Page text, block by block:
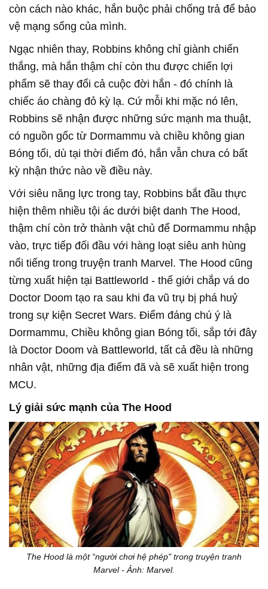
còn cách nào khác, hắn buộc phải chống trả để bảo
vệ mạng sống của mình.
Ngạc nhiên thay, Robbins không chỉ giành chiến
thắng, mà hắn thậm chí còn thu được chiến lợi
phẩm sẽ thay đổi cả cuộc đời hắn - đó chính là
chiếc áo chàng đỏ kỳ lạ. Cứ mỗi khi mặc nó lên,
Robbins sẽ nhận được những sức mạnh ma thuật,
có nguồn gốc từ Dormammu và chiều không gian
Bóng tối, dù tại thời điểm đó, hắn vẫn chưa có bất
kỳ nhận thức nào về điều này.
Với siêu năng lực trong tay, Robbins bắt đầu thực
hiện thêm nhiều tội ác dưới biệt danh The Hood,
thậm chí còn trở thành vật chủ để Dormammu nhập
vào, trực tiếp đối đầu với hàng loạt siêu anh hùng
nổi tiếng trong truyện tranh Marvel. The Hood cũng
từng xuất hiện tại Battleworld - thế giới chắp vá do
Doctor Doom tạo ra sau khi đa vũ trụ bị phá huỷ
trong sự kiện Secret Wars. Điểm đáng chú ý là
Dormammu, Chiều không gian Bóng tối, sắp tới đây
là Doctor Doom và Battleworld, tất cả đều là những
nhân vật, những địa điểm đã và sẽ xuất hiện trong
MCU.
Lý giải sức mạnh của The Hood
The Hood là một “người chơi hệ phép" trong truyện tranh
Marvel - Ảnh: Marvel.